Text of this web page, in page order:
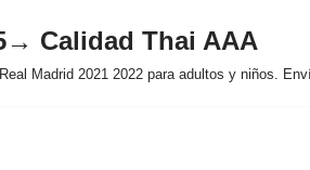
Calidad Thai AAA
Madrid 2021 2022 para adultos y niños.